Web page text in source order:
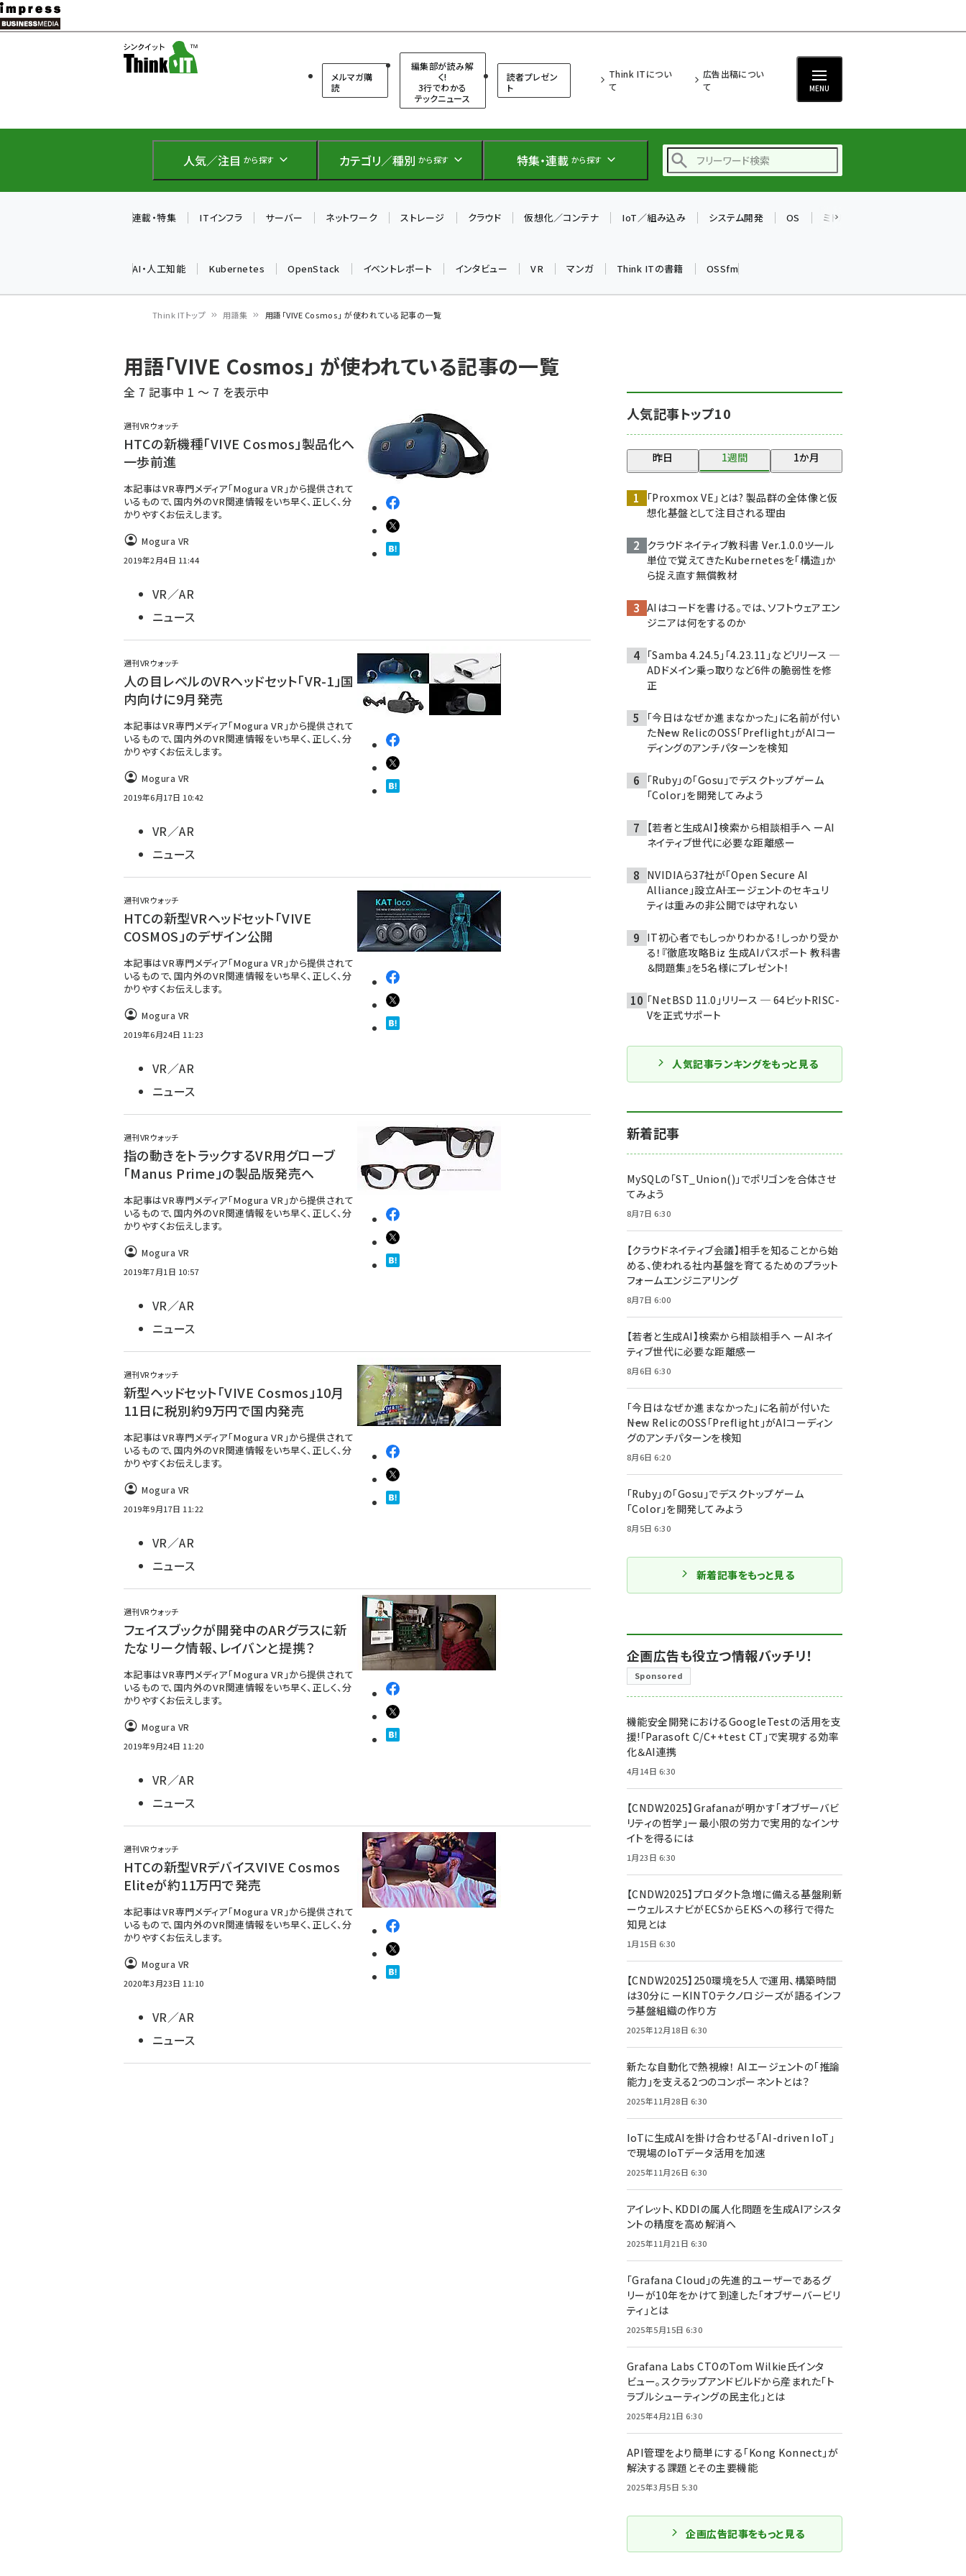
メ
イ
テ
に
メルマガ購
読
編集部が読み解
く!
3行でわかる
テックニュース
読者プレゼン
ト
Think ITについ
て
広告出稿につい
て
MENU
人気／注目 から探す カテゴリ／種別 から探す 特集・連載 から探す
仲間と築いた勝利の絆～
drupal (1963)
genai (1492)
abc123 (1367)
連載・特集 ITインフラ サーバー ネットワーク ストレージ クラウド 仮想化／コンテナ IoT／組み込み システム開発 OS ミドルウェア
AI・人工知能 Kubernetes OpenStack イベントレポート インタビュー VR マンガ Think ITの書籍 OSSfm
ン
く
ず
Think ITトップ 用語集 用語「VIVE Cosmos」 が使われている記事の一覧
用語「VIVE Cosmos」 が使われている記事の一覧
全 7 記事中 1 ～ 7 を表示中
週刊VRウォッチ
HTCの新機種「VIVE Cosmos」製品化へ
一歩前進
本記事はVR専門メディア「Mogura VR」から提供されて
いるもので、国内外のVR関連情報をいち早く、正しく、分
かりやすくお伝えします。
Mogura VR
2019年2月4日 11:44
VR／AR
ニュース
週刊VRウォッチ
人の目レベルのVRヘッドセット「VR-1」国
内向けに9月発売
本記事はVR専門メディア「Mogura VR」から提供されて
いるもので、国内外のVR関連情報をいち早く、正しく、分
かりやすくお伝えします。
Mogura VR
2019年6月17日 10:42
VR／AR
ニュース
週刊VRウォッチ
HTCの新型VRヘッドセット「VIVE
COSMOS」のデザイン公開
本記事はVR専門メディア「Mogura VR」から提供されて
いるもので、国内外のVR関連情報をいち早く、正しく、分
かりやすくお伝えします。
Mogura VR
2019年6月24日 11:23
VR／AR
ニュース
週刊VRウォッチ
指の動きをトラックするVR用グローブ
「Manus Prime」の製品版発売へ
本記事はVR専門メディア「Mogura VR」から提供されて
いるもので、国内外のVR関連情報をいち早く、正しく、分
かりやすくお伝えします。
Mogura VR
2019年7月1日 10:57
VR／AR
ニュース
週刊VRウォッチ
新型ヘッドセット「VIVE Cosmos」10月
11日に税別約9万円で国内発売
本記事はVR専門メディア「Mogura VR」から提供されて
いるもので、国内外のVR関連情報をいち早く、正しく、分
かりやすくお伝えします。
Mogura VR
2019年9月17日 11:22
VR／AR
ニュース
週刊VRウォッチ
フェイスブックが開発中のARグラスに新
たなリーク情報、レイバンと提携？
本記事はVR専門メディア「Mogura VR」から提供されて
いるもので、国内外のVR関連情報をいち早く、正しく、分
かりやすくお伝えします。
Mogura VR
2019年9月24日 11:20
VR／AR
ニュース
週刊VRウォッチ
HTCの新型VRデバイスVIVE Cosmos
Eliteが約11万円で発売
本記事はVR専門メディア「Mogura VR」から提供されて
いるもので、国内外のVR関連情報をいち早く、正しく、分
かりやすくお伝えします。
Mogura VR
2020年3月23日 11:10
VR／AR
ニュース
人気記事トップ10
昨日 1週間 1か月
「Proxmox VE」とは? 製品群の全体像と仮
想化基盤として注目される理由
クラウドネイティブ教科書 Ver.1.0.0――ツール
単位で覚えてきたKubernetesを「構造」か
ら捉え直す無償教材
AIはコードを書ける。では、ソフトウェアエン
ジニアは何をするのか
「Samba 4.24.5」「4.23.11」などリリース ─
ADドメイン乗っ取りなど6件の脆弱性を修
正
「今日はなぜか進まなかった」に名前が付い
た――New RelicのOSS「Preflight」がAIコー
ディングのアンチパターンを検知
「Ruby」の「Gosu」でデスクトップゲーム
「Color」を開発してみよう
【若者と生成AI】検索から相談相手へ ーAI
ネイティブ世代に必要な距離感ー
NVIDIAら37社が「Open Secure AI
Alliance」設立――AIエージェントのセキュリ
ティは重みの非公開では守れない
IT初心者でもしっかりわかる！しっかり受か
る！『徹底攻略Biz 生成AIパスポート 教科書
＆問題集』を5名様にプレゼント！
「NetBSD 11.0」リリース ─ 64ビットRISC-
Vを正式サポート
人気記事ランキングをもっと見る
新着記事
MySQLの「ST_Union()」でポリゴンを合体させ
てみよう
8月7日 6:30
【クラウドネイティブ会議】相手を知ることから始
める、使われる社内基盤を育てるためのプラット
フォームエンジニアリング
8月7日 6:00
【若者と生成AI】検索から相談相手へ ーAIネイ
ティブ世代に必要な距離感ー
8月6日 6:30
「今日はなぜか進まなかった」に名前が付いた
――New RelicのOSS「Preflight」がAIコーディン
グのアンチパターンを検知
8月6日 6:20
「Ruby」の「Gosu」でデスクトップゲーム
「Color」を開発してみよう
8月5日 6:30
新着記事をもっと見る
企画広告も役立つ情報バッチリ！
Sponsored
機能安全開発におけるGoogleTestの活用を支
援!「Parasoft C/C++test CT」で実現する効率
化＆AI連携
4月14日 6:30
【CNDW2025】Grafanaが明かす「オブザーバビ
リティの哲学」ー最小限の労力で実用的なインサ
イトを得るには
1月23日 6:30
【CNDW2025】プロダクト急増に備える基盤刷新
ーウェルスナビがECSからEKSへの移行で得た
知見とは
1月15日 6:30
【CNDW2025】250環境を5人で運用、構築時間
は30分に ーKINTOテクノロジーズが語るインフ
ラ基盤組織の作り方
2025年12月18日 6:30
新たな自動化で熱視線！ AIエージェントの「推論
能力」を支える2つのコンポーネントとは？
2025年11月28日 6:30
IoTに生成AIを掛け合わせる「AI-driven IoT」
で現場のIoTデータ活用を加速
2025年11月26日 6:30
アイレット、KDDIの属人化問題を生成AIアシスタ
ントの精度を高め解消へ
2025年11月21日 6:30
「Grafana Cloud」の先進的ユーザーであるグ
リーが10年をかけて到達した「オブザーバービリ
ティ」とは
2025年5月15日 6:30
Grafana Labs CTOのTom Wilkie氏インタ
ビュー。スクラップアンドビルドから産まれた「ト
ラブルシューティングの民主化」とは
2025年4月21日 6:30
API管理をより簡単にする「Kong Konnect」が
解決する課題とその主要機能
2025年3月5日 5:30
企画広告記事をもっと見る